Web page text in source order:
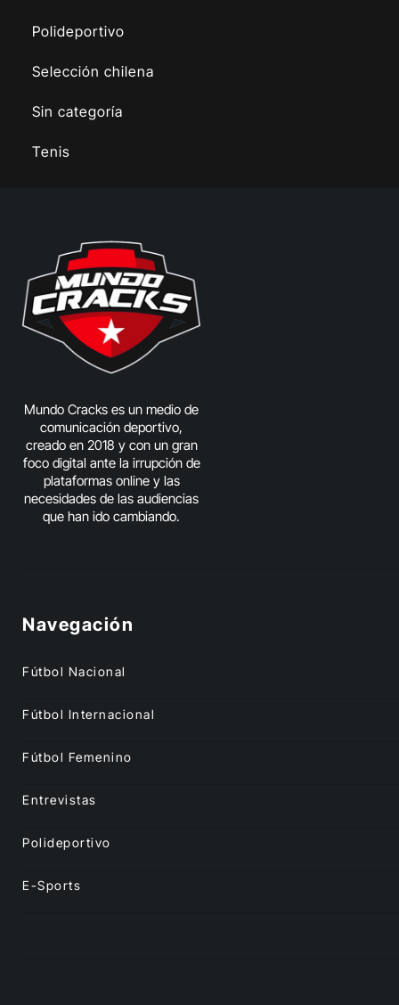
Polideportivo
Selección chilena
Sin categoría
Tenis
Mundo Cracks es un medio de
comunicación deportivo,
creado en 2018 y con un gran
foco digital ante la irrupción de
plataformas online y las
necesidades de las audiencias
que han ido cambiando.
Navegación
Fútbol Nacional
Fútbol Internacional
Fútbol Femenino
Entrevistas
Polideportivo
E-Sports